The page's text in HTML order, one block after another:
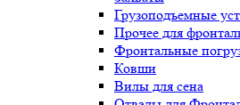
Грузоподъемные
Прочее для
Фронтальные
Ковши
Вилы для сена